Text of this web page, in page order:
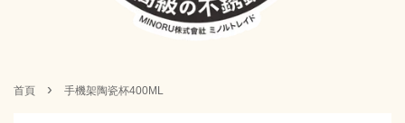
首頁 › 手機架陶瓷杯400ML